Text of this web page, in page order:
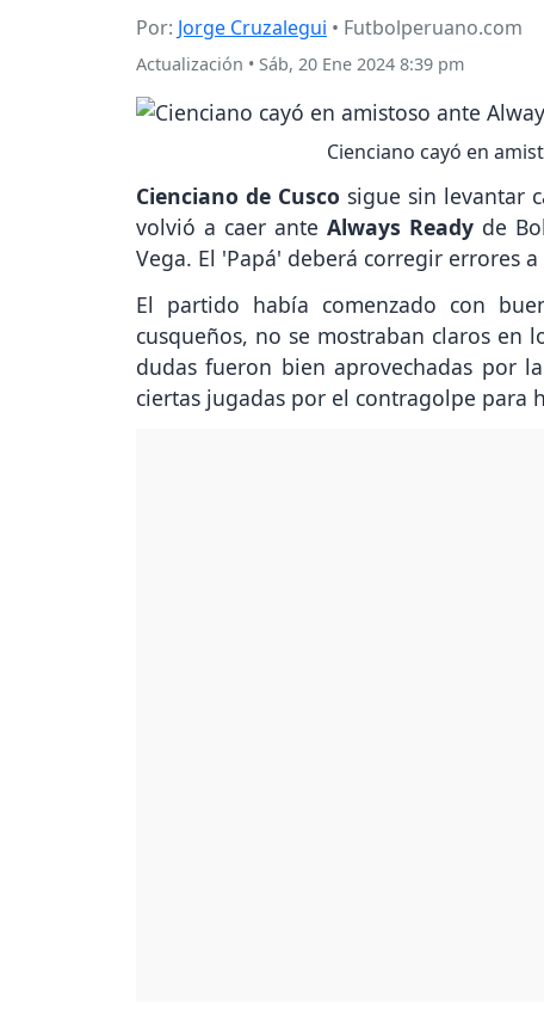
Por: Jorge Cruzalegui • Futbolperuano.com
Actualización • Sáb, 20 Ene 2024 8:39 pm
Cienciano cayó en
Cienciano de Cusco sigue sin levantar
volvió a caer ante Always Ready de
Vega. El 'Papá' deberá corregir errores
El partido había comenzado con
cusqueños, no se mostraban claros en
dudas fueron bien aprovechadas por
ciertas jugadas por el contragolpe para